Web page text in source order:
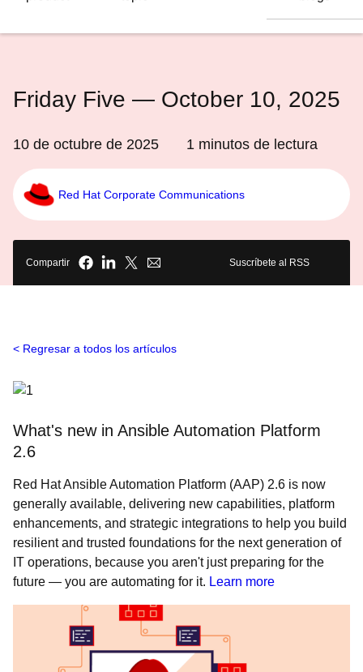
Friday Five — October 10, 2025
10 de octubre de 2025 1 minutos de lectura
Red Hat Corporate Communications
Compartir Suscríbete al RSS
Regresar a todos los artículos
What's new in Ansible Automation Platform
2.6
Red Hat Ansible Automation Platform (AAP) 2.6 is now
generally available, delivering new capabilities, platform
enhancements, and strategic integrations to help you build
resilient and trusted foundations for the next generation of
IT operations, because you aren't just preparing for the
future — you are automating for it. Learn more